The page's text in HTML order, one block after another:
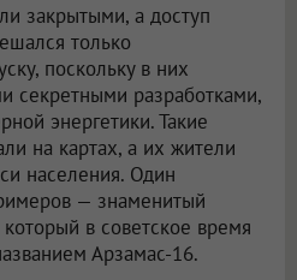
закрытыми, а доступ
только
поскольку в них
секретными разработками,
энергетики. Такие
на картах, а их жители
населения. Один
— знаменитый
в советское время
Арзамас-16.